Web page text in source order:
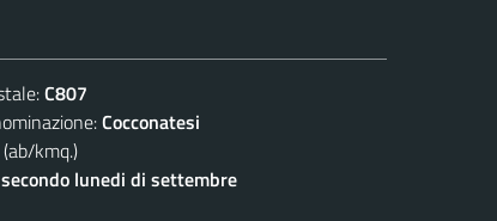
C807
Cocconatesi
(ab/kmq.)
lunedi di settembre